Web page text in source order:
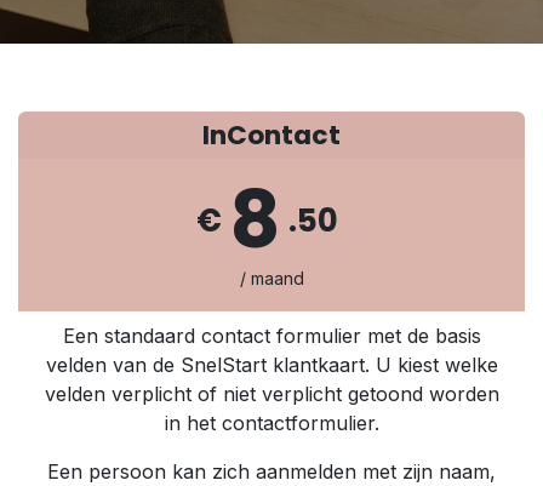
InContact
€ 8 .50
/ maand
Een standaard contact formulier met de basis
velden van de SnelStart klantkaart. U kiest welke
velden verplicht of niet verplicht getoond worden
in het contactformulier.
Een persoon kan zich aanmelden met zijn naam,